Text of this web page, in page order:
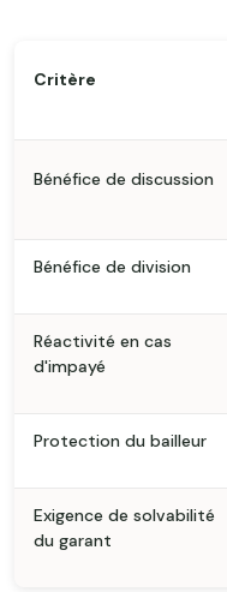
Critère
Bénéfice de discussion
Bénéfice de division
Réactivité en cas
d'impayé
Protection du bailleur
Exigence de solvabilité
du garant